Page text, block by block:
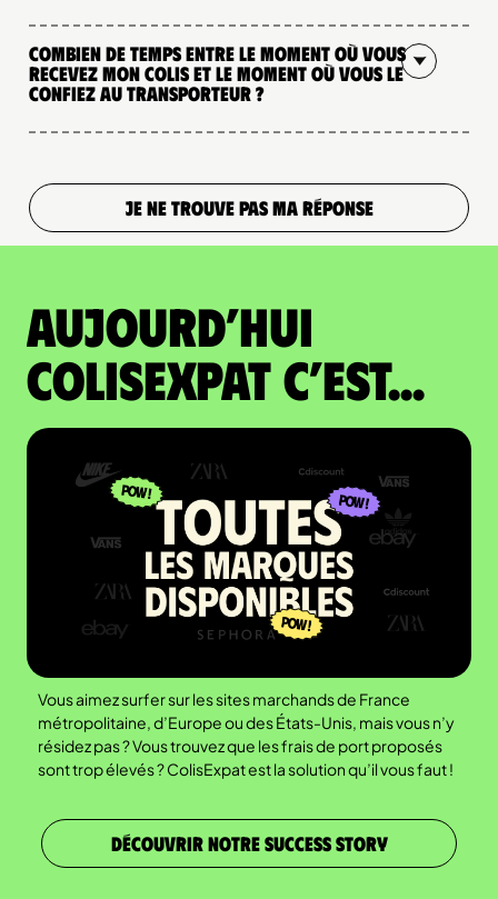
Combien de temps entre le moment où vous
recevez mon colis et le moment où vous le
confiez au transporteur ?
JE NE TROUVE PAS MA RÉPONSE
Aujourd’hui
colisexpat c’est...
Vous aimez surfer sur les sites marchands de France
métropolitaine, d’Europe ou des États-Unis, mais vous n’y
résidez pas ? Vous trouvez que les frais de port proposés
sont trop élevés ? ColisExpat est la solution qu’il vous faut !
DÉCOUVRIR NOTRE SUCCESS STORY